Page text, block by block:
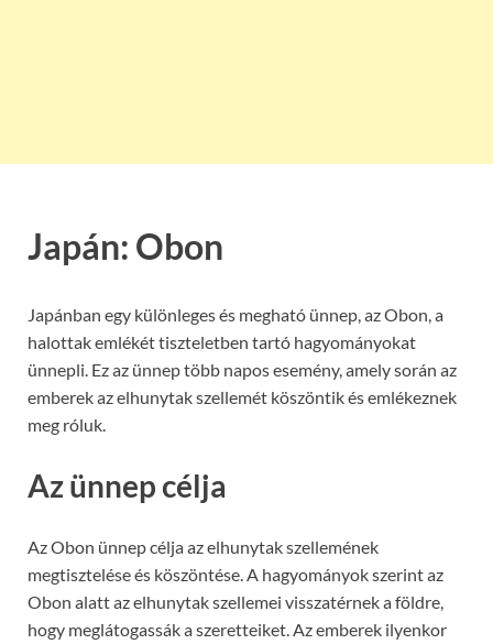
Japán: Obon
Japánban egy különleges és megható ünnep, az Obon, a
halottak emlékét tiszteletben tartó hagyományokat
ünnepli. Ez az ünnep több napos esemény, amely során az
emberek az elhunytak szellemét köszöntik és emlékeznek
meg róluk.
Az ünnep célja
Az Obon ünnep célja az elhunytak szellemének
megtisztelése és köszöntése. A hagyományok szerint az
Obon alatt az elhunytak szellemei visszatérnek a földre,
hogy meglátogassák a szeretteiket. Az emberek ilyenkor